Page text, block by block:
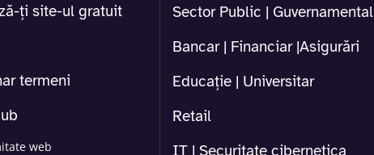
ți site-ul gratuit
termeni
web
Sector Public | Guvernamental
Bancar | Financiar |Asigurări
Educație | Universitar
Retail
IT | Securitate cibernetica